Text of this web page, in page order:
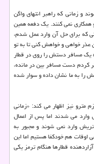
و زمانی كه راهبر انتهای واگن
نمی كنند. یك دفعه همین
كه برای حل آن وارد عمل شدم،
عذر خواهی و خواهش كنی تا به تو
یك مسافر دستش را روی در قطار
كردم دست مسافر بین در مانده،
به ما نشان داده و سوار شده
مترو نیز اظهار می كند: «زمانی
می شدند اما پس از اعمال
وارد نمی شوند و مجبور به
هم خودكفا هستیم اما این
قطارها هنگام ترمز یكی